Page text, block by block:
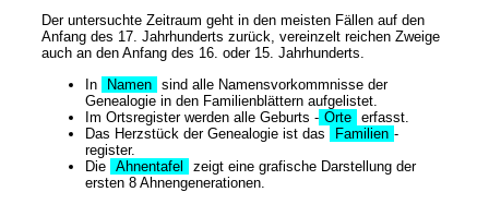
Der untersuchte Zeitraum geht in den meisten Fällen auf den
Anfang des 17. Jahrhunderts zurück, vereinzelt reichen Zweige
auch an den Anfang des 16. oder 15. Jahrhunderts.
In
Namen
sind alle Namensvorkommnisse der
Genealogie in den Familienblättern aufgelistet.
Im Ortsregister werden alle Geburts - Orte
erfasst.
Das Herzstück der Genealogie ist das
Familien -
register.
Die Ahnentafel
zeigt eine grafische Darstellung der
ersten 8 Ahnengenerationen.